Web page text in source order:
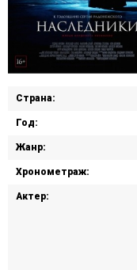
Страна:
Год:
Жанр:
Хронометраж:
Актер: